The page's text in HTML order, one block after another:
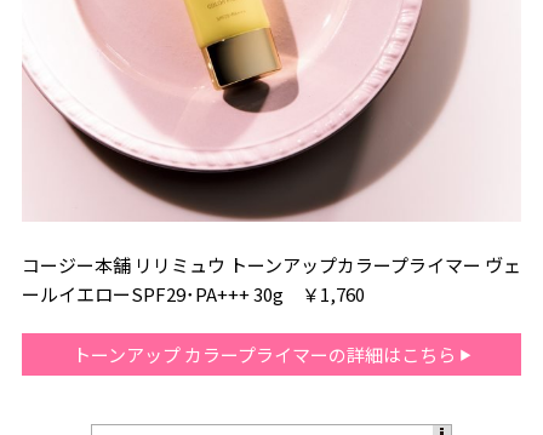
コージー本舗 リリミュウ トーンアップカラープライマー ヴェ
ールイエローSPF29･PA+++ 30g ￥1,760
トーンアップ カラープライマーの詳細はこちら